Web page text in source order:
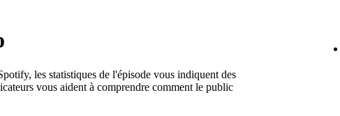
les statistiques de l'épisode vous indiquent des
vous aident à comprendre comment le public